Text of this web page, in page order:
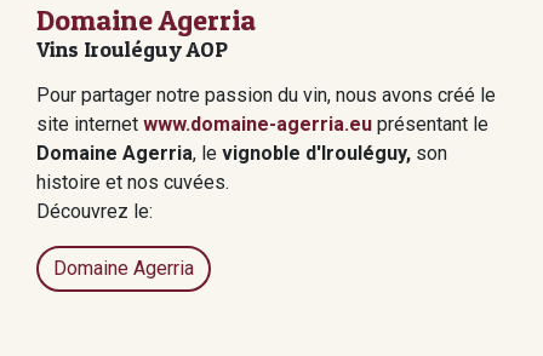
Domaine Agerria
Vins Irouléguy AOP
Pour partager notre passion du vin, nous avons créé le
site internet www.domaine-agerria.eu présentant le
Domaine Agerria, le vignoble d'Irouléguy, son
histoire et nos cuvées.
Découvrez le:
Domaine Agerria